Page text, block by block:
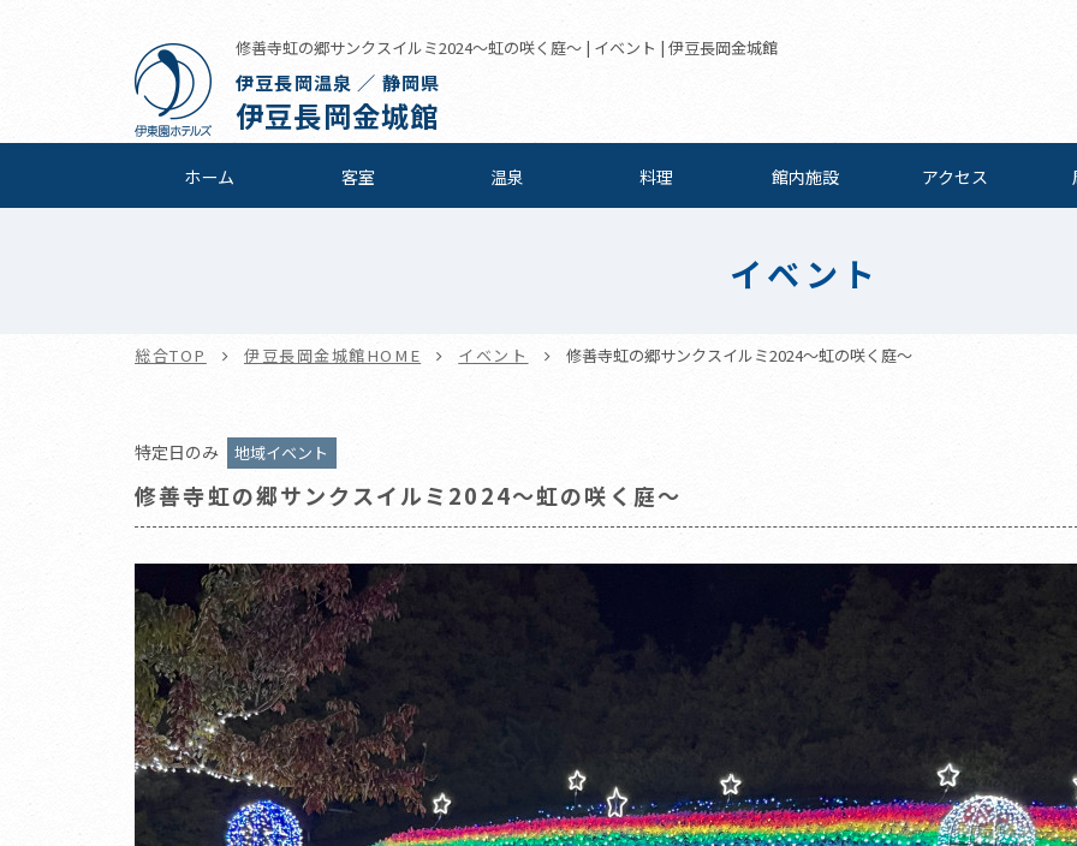
修善寺虹の郷サンクスイルミ2024～虹の咲く庭～ | イベント | 伊豆長岡金城館
伊豆長岡温泉 ／ 静岡県
伊豆長岡金城館
ホーム 客室 温泉 料理 館内施設 アクセス
イベント
総合TOP 伊豆長岡金城館HOME イベント 修善寺虹の郷サンクスイルミ2024～虹の咲く庭～
特定日のみ 地域イベント
修善寺虹の郷サンクスイルミ2024～虹の咲く庭～